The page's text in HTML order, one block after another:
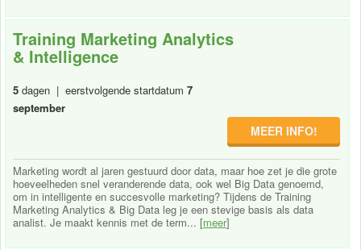
Training Marketing Analytics
& Intelligence
5 dagen | eerstvolgende startdatum 7
september
MEER INFO!
Marketing wordt al jaren gestuurd door data, maar hoe zet je die grote
hoeveelheden snel veranderende data, ook wel Big Data genoemd,
om in intelligente en succesvolle marketing? Tijdens de Training
Marketing Analytics & Big Data leg je een stevige basis als data
analist. Je maakt kennis met de term... [meer]